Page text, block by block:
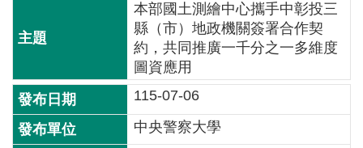
遞
題
服
務
本部國土測繪中心攜手中彰投三
縣（市）地政機關簽署合作契
約，共同推廣一千分之一多維度
圖資應用
115-07-06
中央警察大學